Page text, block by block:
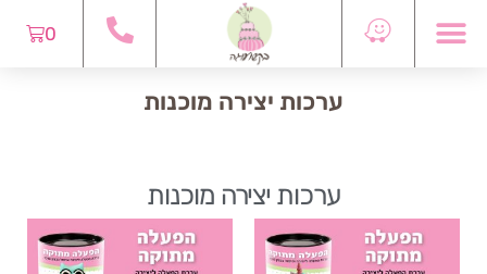
לתוכן
0
עגלת
ערכות יצירה מוכנות
ערכות יצירה מוכנות